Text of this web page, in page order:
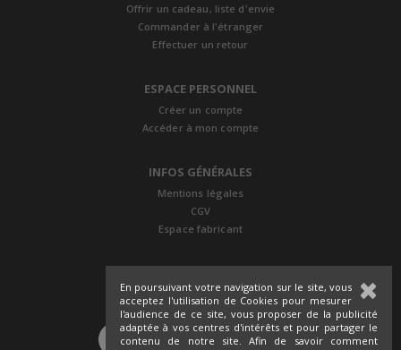
En poursuivant votre navigation sur le site, vous
acceptez l'utilisation de Cookies pour mesurer
l'audience de ce site, vous proposer de la publicité
adaptée à vos centres d'intérêts et pour partager le
contenu de notre site. Afin de savoir comment
Offrir un cadeau, liste d'envie
Commander à l'étranger
Effectuer un retour
ESPACE PERSONNEL
Créer un compte
Accéder à mon compte
INFOS GÉNÉRALES
Mentions légales
CGV
Espace fabricant
SUIVEZ-NOUS